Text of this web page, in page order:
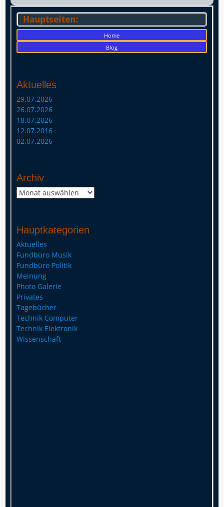
Hauptseiten:
Home
Blog
Aktuelles
29.07.2026
26.07.2026
18.07.2026
12.07.2016
02.07.2026
Archiv
Archiv
Hauptkategorien
Aktuelles
Fundbüro Musik
Fundbüro Politik
Meinung
Photo Galerie
Privates
Tagebücher
Technik Computer
Technik Elektronik
Wissenschaft